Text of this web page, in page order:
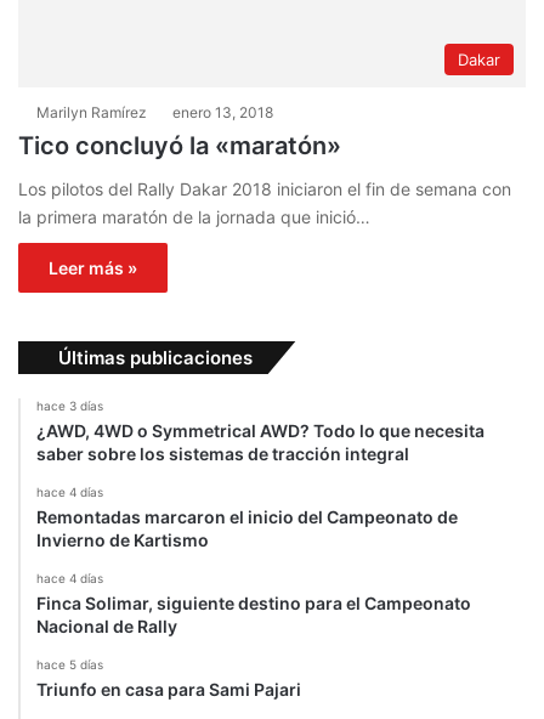
Dakar
Marilyn Ramírez enero 13, 2018
Tico concluyó la «maratón»
Los pilotos del Rally Dakar 2018 iniciaron el fin de semana con
la primera maratón de la jornada que inició…
Leer más »
Últimas publicaciones
hace 3 días
¿AWD, 4WD o Symmetrical AWD? Todo lo que necesita
saber sobre los sistemas de tracción integral
hace 4 días
Remontadas marcaron el inicio del Campeonato de
Invierno de Kartismo
hace 4 días
Finca Solimar, siguiente destino para el Campeonato
Nacional de Rally
hace 5 días
Triunfo en casa para Sami Pajari